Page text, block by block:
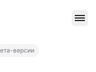
версии